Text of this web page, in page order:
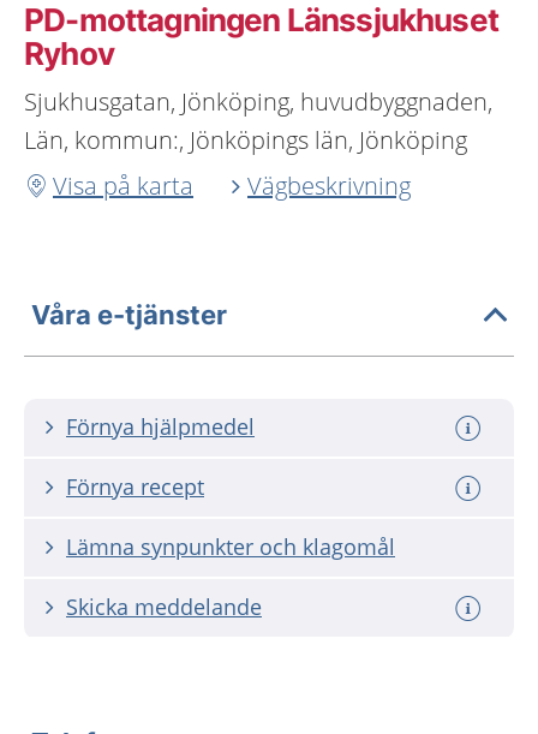
PD-mottagningen Länssjukhuset
Ryhov
Sjukhusgatan, Jönköping, huvudbyggnaden,
Län, kommun:, Jönköpings län, Jönköping
Visa på karta
Vägbeskrivning
Våra e-tjänster
Förnya hjälpmedel
Förnya recept
Lämna synpunkter och klagomål
Skicka meddelande